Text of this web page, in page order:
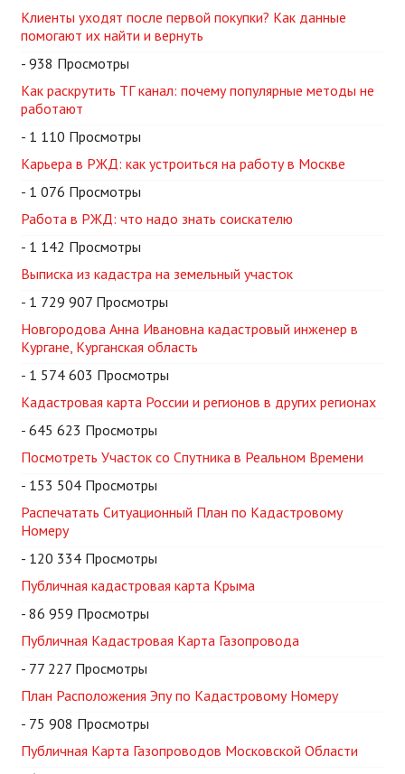
Клиенты уходят после первой покупки? Как данные
помогают их найти и вернуть
- 938 Просмотры
Как раскрутить ТГ канал: почему популярные методы не
работают
- 1 110 Просмотры
Карьера в РЖД: как устроиться на работу в Москве
- 1 076 Просмотры
Работа в РЖД: что надо знать соискателю
- 1 142 Просмотры
Выписка из кадастра на земельный участок
- 1 729 907 Просмотры
Новгородова Анна Ивановна кадастровый инженер в
Кургане, Курганская область
- 1 574 603 Просмотры
Кадастровая карта России и регионов в других регионах
- 645 623 Просмотры
Посмотреть Участок со Спутника в Реальном Времени
- 153 504 Просмотры
Распечатать Ситуационный План по Кадастровому
Номеру
- 120 334 Просмотры
Публичная кадастровая карта Крыма
- 86 959 Просмотры
Публичная Кадастровая Карта Газопровода
- 77 227 Просмотры
План Расположения Эпу по Кадастровому Номеру
- 75 908 Просмотры
Публичная Карта Газопроводов Московской Области